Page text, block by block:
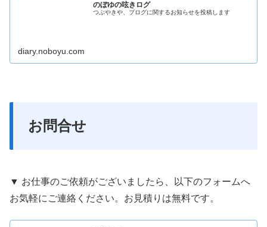
のぼゆの呟きログ
つぶやきや、ブログに関するお知らせを投稿します
diary.noboyu.com
お問合せ
▼ お仕事のご依頼がございましたら、以下のフォームへ
お気軽にご連絡ください。お見積りは無料です。